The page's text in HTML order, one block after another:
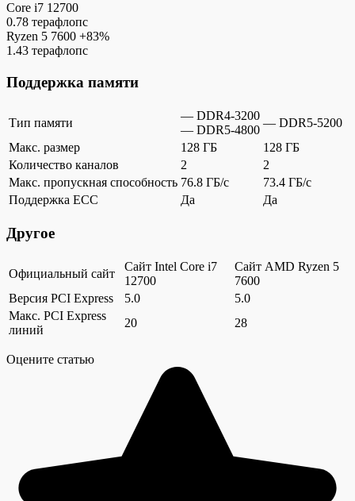
Core i7 12700
0.78 терафлопс
Ryzen 5 7600 +83%
1.43 терафлопс
Поддержка памяти
Тип памяти
— DDR4-3200
— DDR5-4800
— DDR5-5200
Макс. размер
128 ГБ
128 ГБ
Количество каналов
2
2
Макс. пропускная способность 76.8 ГБ/c
73.4 ГБ/c
Поддержка ECC
Да Да
Другое
Официальный сайт
Сайт Intel Core i7
12700
Сайт AMD Ryzen 5
7600
Версия PCI Express
5.0
5.0
Макс. PCI Express
линий
20 28
Оцените статью